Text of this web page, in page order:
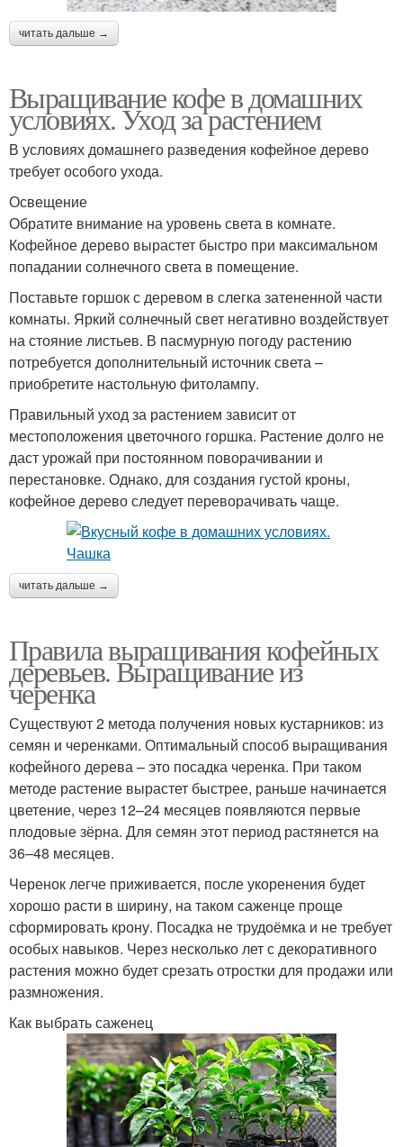
читать дальше →
Выращивание кофе в домашних
условиях. Уход за растением
В условиях домашнего разведения кофейное дерево
требует особого ухода.
Освещение
Обратите внимание на уровень света в комнате.
Кофейное дерево вырастет быстро при максимальном
попадании солнечного света в помещение.
Поставьте горшок с деревом в слегка затененной части
комнаты. Яркий солнечный свет негативно воздействует
на стояние листьев. В пасмурную погоду растению
потребуется дополнительный источник света –
приобретите настольную фитолампу.
Правильный уход за растением зависит от
местоположения цветочного горшка. Растение долго не
даст урожай при постоянном поворачивании и
перестановке. Однако, для создания густой кроны,
кофейное дерево следует переворачивать чаще.
читать дальше →
Правила выращивания кофейных
деревьев. Выращивание из
черенка
Существуют 2 метода получения новых кустарников: из
семян и черенками. Оптимальный способ выращивания
кофейного дерева – это посадка черенка. При таком
методе растение вырастет быстрее, раньше начинается
цветение, через 12–24 месяцев появляются первые
плодовые зёрна. Для семян этот период растянется на
36–48 месяцев.
Черенок легче приживается, после укоренения будет
хорошо расти в ширину, на таком саженце проще
сформировать крону. Посадка не трудоёмка и не требует
особых навыков. Через несколько лет с декоративного
растения можно будет срезать отростки для продажи или
размножения.
Как выбрать саженец